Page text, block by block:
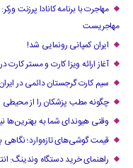
مهاجرت با برنامه کانادا پرزنت
مهاجریست
ایران کمپانی رونمایی شد!
آغاز ارائه ویزا کارت و مستر کارت در
سیم کارت گرجستان دائمی در ایران
چگونه مطب پزشکان را از
وقتی هیوندای شما به بهترین‌ها
قیمت گوشی‌های تازه‌وارد؛ نگاهی
راهنمای خرید دستگاه وندینگ: